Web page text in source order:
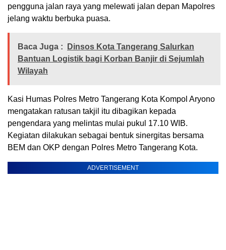
pengguna jalan raya yang melewati jalan depan Mapolres
jelang waktu berbuka puasa.
Baca Juga :
Dinsos Kota Tangerang Salurkan
Bantuan Logistik bagi Korban Banjir di Sejumlah
Wilayah
Kasi Humas Polres Metro Tangerang Kota Kompol Aryono
mengatakan ratusan takjil itu dibagikan kepada
pengendara yang melintas mulai pukul 17.10 WIB.
Kegiatan dilakukan sebagai bentuk sinergitas bersama
BEM dan OKP dengan Polres Metro Tangerang Kota.
ADVERTISEMENT